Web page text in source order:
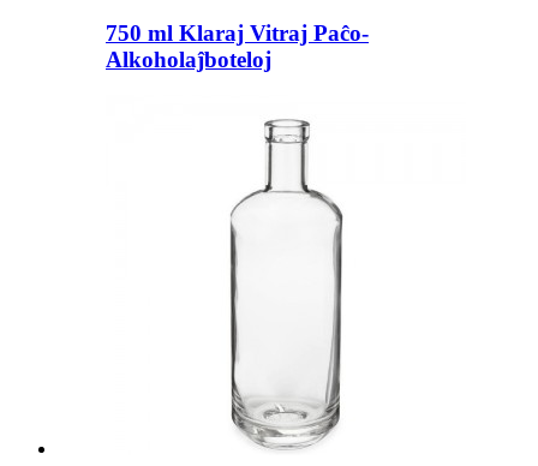
750 ml Klaraj Vitraj Paĉo-
Alkoholaĵboteloj